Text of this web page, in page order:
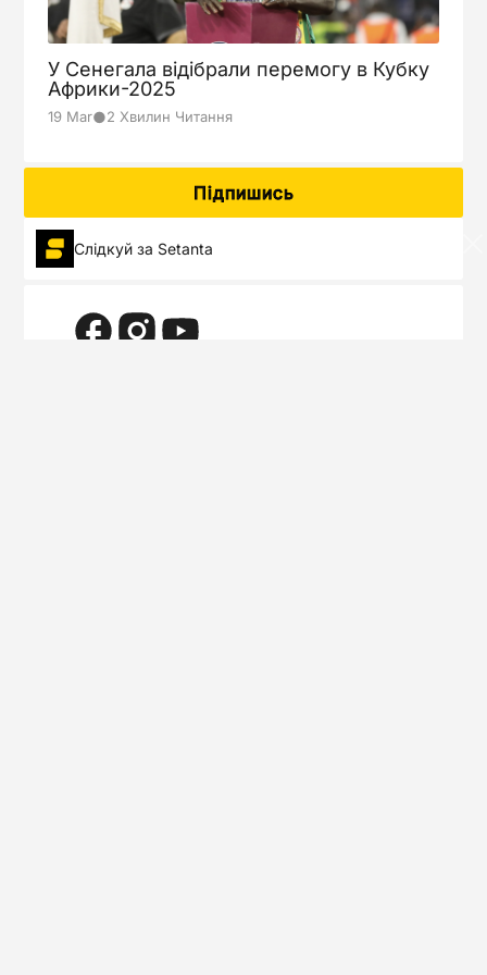
Запланов.
22.06
Грузія
Чехія
Туреччина
Запланов.
22.06
Бельгія
Румунія
У Сенегала відібрали перемогу в Кубку
Африки-2025
19 Mar●2 Хвилин Читання
Підпишись
Слідкуй за Setanta